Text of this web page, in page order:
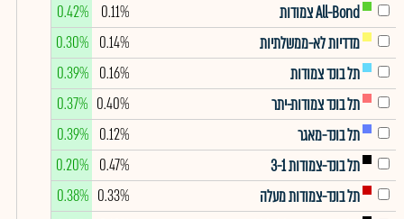
All-Bond צמודות
0.11%
0.42%
מדדיות לא-ממשלתיות
0.14%
0.30%
תל בונד צמודות
0.16%
0.39%
תל בונד צמודות-יתר
0.40%
0.37%
תל בונד-מאגר
0.12%
0.39%
תל בונד-צמודות 3-1
0.47%
0.20%
תל בונד-צמודות מעלה
0.33%
0.38%